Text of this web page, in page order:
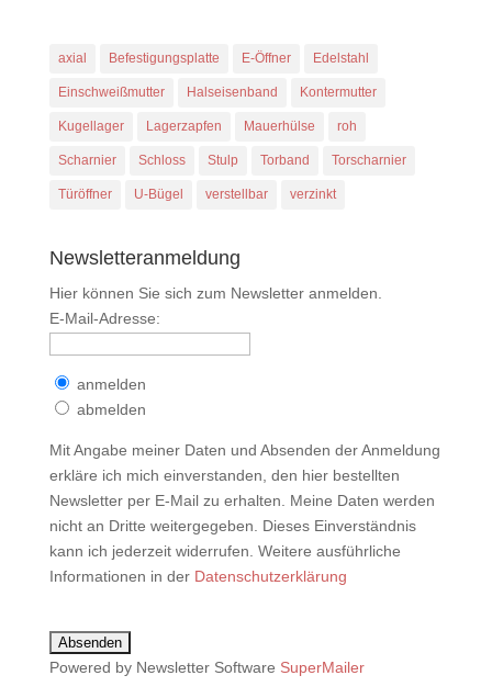
axial Befestigungsplatte E-Öffner Edelstahl
Einschweißmutter Halseisenband Kontermutter
Kugellager Lagerzapfen Mauerhülse roh
Scharnier Schloss Stulp Torband Torscharnier
Türöffner U-Bügel verstellbar verzinkt
Newsletteranmeldung
Hier können Sie sich zum Newsletter anmelden.
E-Mail-Adresse:
anmelden
abmelden
Mit Angabe meiner Daten und Absenden der Anmeldung
erkläre ich mich einverstanden, den hier bestellten
Newsletter per E-Mail zu erhalten. Meine Daten werden
nicht an Dritte weitergegeben. Dieses Einverständnis
kann ich jederzeit widerrufen. Weitere ausführliche
Informationen in der Datenschutzerklärung
Powered by Newsletter Software SuperMailer